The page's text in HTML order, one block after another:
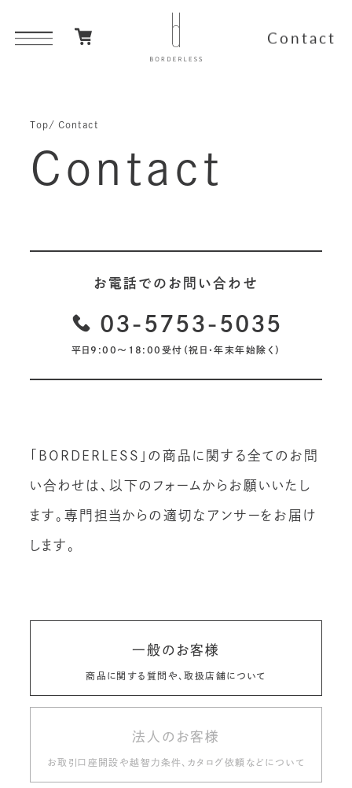
Contact
Top Contact
Contact
お電話でのお問い合わせ
03-5753-5035
平日9:00～18:00受付（祝日・年末年始除く）
「BORDERLESS」の商品に関する全てのお問
い合わせは、以下のフォームからお願いいたし
ます。専⾨担当からの適切なアンサーをお届け
します。
一般のお客様
商品に関する質問や、取扱店舗について
法人のお客様
お取引口座開設や越智力条件、カタログ依頼などについて